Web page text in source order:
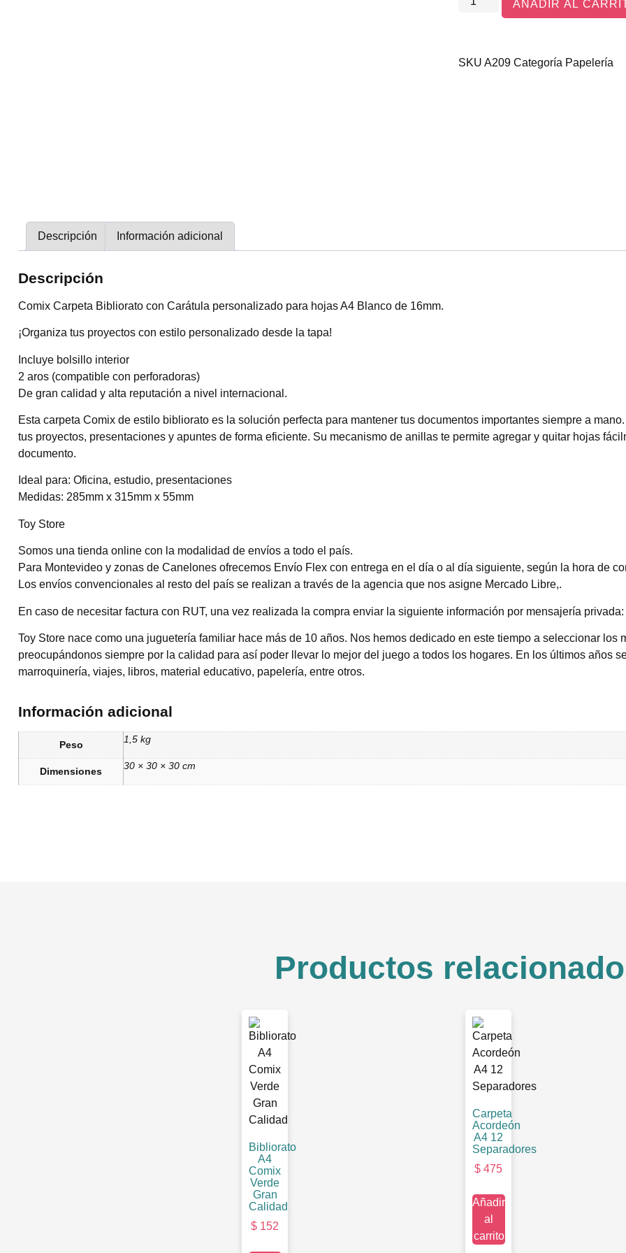
AÑADIR AL
SKU A209 Categoría Papelería
Descripción Información adicional
Descripción
Comix Carpeta Bibliorato con Carátula personalizado para hojas A4 Blanco de 16mm.
¡Organiza tus proyectos con estilo personalizado desde la tapa!
Incluye bolsillo interior
2 aros (compatible con perforadoras)
De gran calidad y alta reputación a nivel internacional.
Esta carpeta Comix de estilo bibliorato es la solución perfecta para mantener tus documentos importantes siempre a
tus proyectos, presentaciones y apuntes de forma eficiente. Su mecanismo de anillas te permite agregar y quitar hojas
documento.
Ideal para: Oficina, estudio, presentaciones
Medidas: 285mm x 315mm x 55mm
Toy Store
Somos una tienda online con la modalidad de envíos a todo el país.
Para Montevideo y zonas de Canelones ofrecemos Envío Flex con entrega en el día o al día siguiente, según la hora de
Los envíos convencionales al resto del país se realizan a través de la agencia que nos asigne Mercado Libre,.
En caso de necesitar factura con RUT, una vez realizada la compra enviar la siguiente información por mensajería
Toy Store nace como una juguetería familiar hace más de 10 años. Nos hemos dedicado en este tiempo a seleccionar los
preocupándonos siempre por la calidad para así poder llevar lo mejor del juego a todos los hogares. En los últimos años
marroquinería, viajes, libros, material educativo, papelería, entre otros.
Información adicional
Peso 1,5 kg
Dimensiones 30 × 30 × 30 cm
Productos
Bibliorato
A4
Comix
Verde
Gran
Calidad
$ 152
Carpeta
Acordeón
A4 12
Separadores
$ 475
Añadir
al
carrito